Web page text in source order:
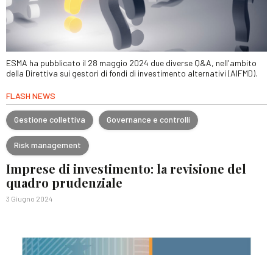
ESMA ha pubblicato il 28 maggio 2024 due diverse Q&A, nell'ambito
della Direttiva sui gestori di fondi di investimento alternativi (AIFMD).
FLASH NEWS
Gestione collettiva Governance e controlli
Risk management
Imprese di investimento: la revisione del
quadro prudenziale
3 Giugno 2024